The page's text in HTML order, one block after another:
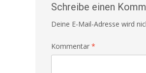
Schreibe einen
Deine E-Mail-Adresse wird
Kommentar *